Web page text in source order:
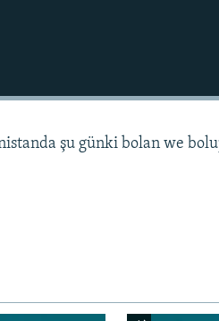
şu günki bolan we